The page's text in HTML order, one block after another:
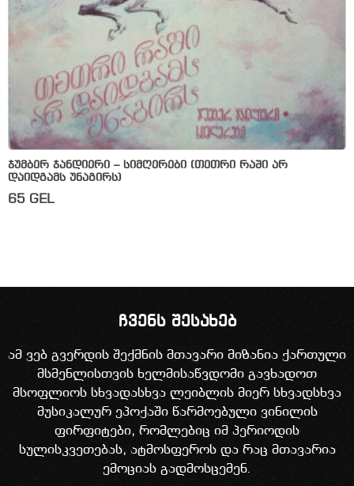
ჯუმბერ ჯანდიერი – სიმღერები (თეთრი რაში არ
დაიდგამს უნაგირს)
65 GEL
ჩვენს შესახებ
ამ ვებ გვერდის შექმნის მთავარი მიზანია ქართული
მსმენლისთვის ხელმისაწვდომი გავხადოთ
მსოფლიოს სხვადასხვა ლეიბლის მიერ სხვადსხვა
მუსიკალურ ეპოქაში წარმოებული ვინილის
ფირფიტები, რომლებიც იმ პერიოდის
სულისკვეთებას, ატმოსფეროს და რაც მთავარია
ემოციას გადმოსცემენ.